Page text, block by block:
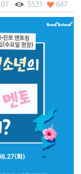
5531 647